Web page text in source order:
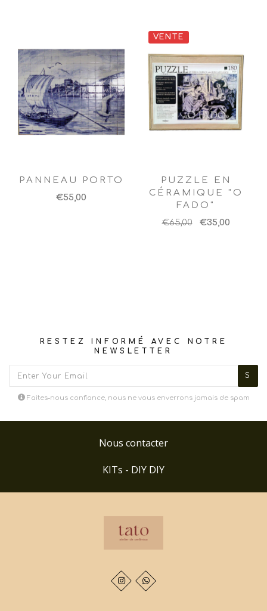
PANNEAU PORTO
€55,00
VENTE
PUZZLE EN
CÉRAMIQUE "O
FADO"
€65,00
€35,00
RESTEZ INFORMÉ AVEC NOTRE
NEWSLETTER
Faites-nous confiance, nous ne vous enverrons jamais de spam
Nous contacter
KITs - DIY DIY